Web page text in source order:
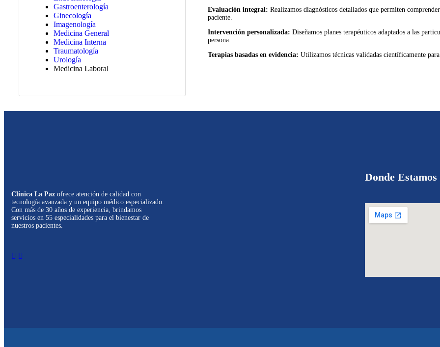
Gastroenterología
Ginecología
Imagenología
Medicina General
Medicina Interna
Traumatología
Urología
Medicina Laboral
Evaluación integral: Realizamos diagnósticos detallados que permiten
paciente.
Intervención personalizada: Diseñamos planes terapéuticos adaptados a las
persona.
Terapias basadas en evidencia: Utilizamos técnicas validadas científicamente
Clínica La Paz ofrece atención de calidad con
tecnología avanzada y un equipo médico especializado.
Con más de 30 años de experiencia, brindamos
servicios en 55 especialidades para el bienestar de
nuestros pacientes.
Donde Estamos